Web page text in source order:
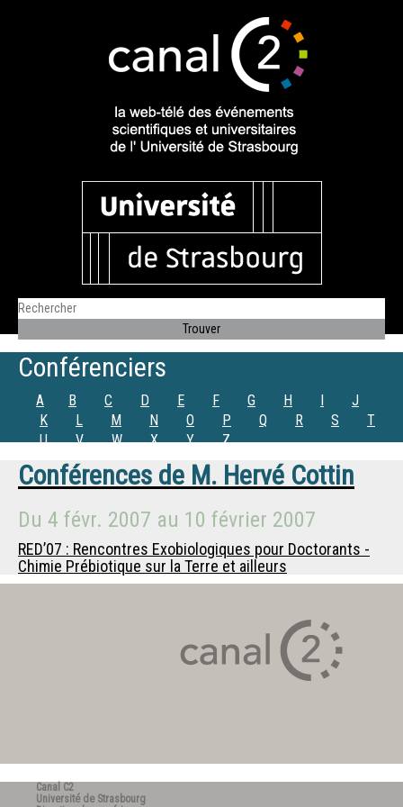
Conférenciers
A B C D E F G H I
J
K
L M N O P Q R S
T
U
V W X Y Z
Conférences de M. Hervé Cottin
Du 4 févr. 2007 au 10 février 2007
RED’07 : Rencontres Exobiologiques pour Doctorants -
Chimie Prébiotique sur la Terre et ailleurs
Canal C2
Université de Strasbourg